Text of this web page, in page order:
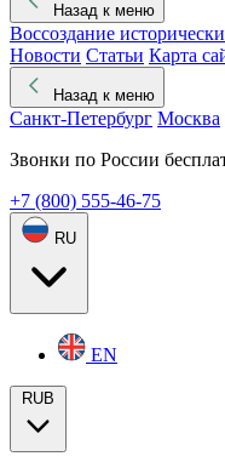
Назад к меню
Воссоздание
Новости Статьи Карта
Назад к меню
Санкт-Петербург Москва
Звонки по России
+7 (800) 555-46-75
RU
EN
RUB